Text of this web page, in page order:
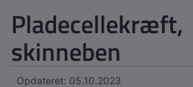
Pladecellekræft,
skinneben
Opdateret: 05.10.2023